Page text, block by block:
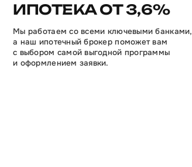
ИПОТЕКА ОТ 3,6%
Мы работаем со всеми ключевыми банками,
а наш ипотечный брокер поможет вам
с выбором самой выгодной программы
и оформлением заявки.